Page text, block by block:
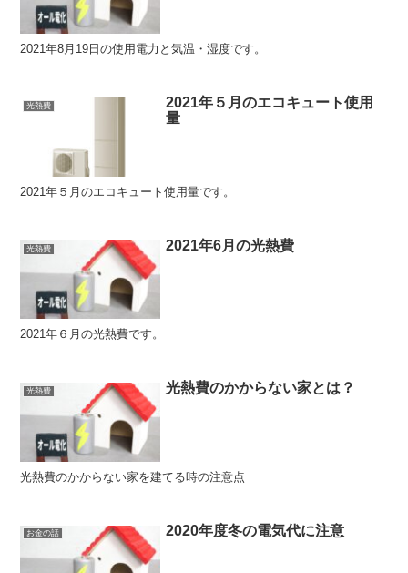
2021年8月19日の使用電力と気温・湿度です。
光熱費
2021年５月のエコキュート使用
量
2021年５月のエコキュート使用量です。
光熱費 2021年6月の光熱費
2021年６月の光熱費です。
光熱費 光熱費のかからない家とは？
光熱費のかからない家を建てる時の注意点
お金の話 2020年度冬の電気代に注意